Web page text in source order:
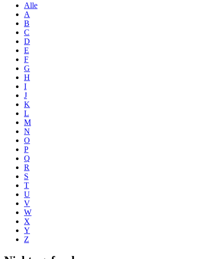
Alle
A
B
C
D
E
F
G
H
I
J
K
L
M
N
O
P
Q
R
S
T
U
V
W
X
Y
Z